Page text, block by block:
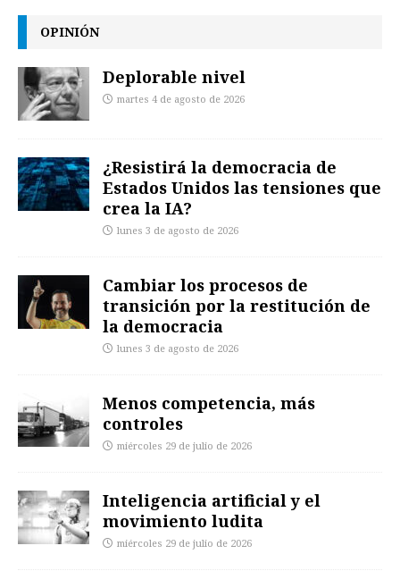
OPINIÓN
Deplorable nivel
martes 4 de agosto de 2026
¿Resistirá la democracia de
Estados Unidos las tensiones que
crea la IA?
lunes 3 de agosto de 2026
Cambiar los procesos de
transición por la restitución de
la democracia
lunes 3 de agosto de 2026
Menos competencia, más
controles
miércoles 29 de julio de 2026
Inteligencia artificial y el
movimiento ludita
miércoles 29 de julio de 2026